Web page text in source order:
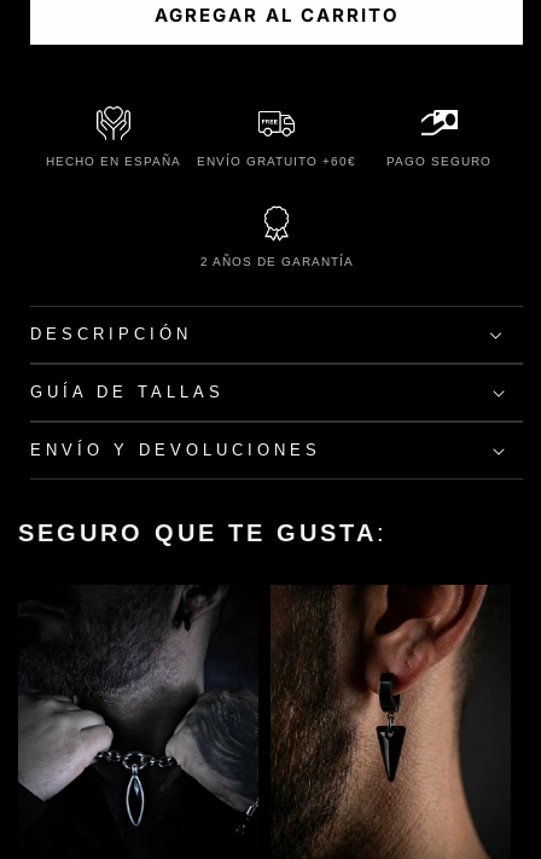
AGREGAR AL CARRITO
HECHO EN ESPAÑA ENVÍO GRATUITO +60€ PAGO SEGURO
2 AÑOS DE GARANTÍA
DESCRIPCIÓN
GUÍA DE TALLAS
ENVÍO Y DEVOLUCIONES
SEGURO QUE TE GUSTA: